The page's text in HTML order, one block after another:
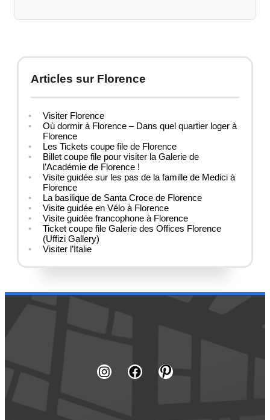
Articles sur Florence
Visiter Florence
Où dormir à Florence – Dans quel quartier loger à
Florence
Les Tickets coupe file de Florence
Billet coupe file pour visiter la Galerie de
l’Académie de Florence !
Visite guidée sur les pas de la famille de Medici à
Florence
La basilique de Santa Croce de Florence
Visite guidée en Vélo à Florence
Visite guidée francophone à Florence
Ticket coupe file Galerie des Offices Florence
(Uffizi Gallery)
Visiter l’Italie